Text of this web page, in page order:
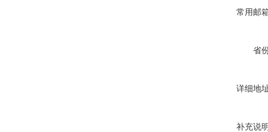
常用邮
省
详细地
补充说